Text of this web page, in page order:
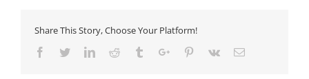
Share This Story, Choose Your Platform!
Facebook
TwitterLinkedinReddit TumblrGoogle+Pinterest
Vk Email